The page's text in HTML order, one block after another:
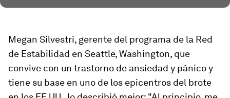
Megan Silvestri, gerente del programa de la Red
de Estabilidad en Seattle, Washington, que
convive con un trastorno de ansiedad y pánico y
tiene su base en uno de los epicentros del brote